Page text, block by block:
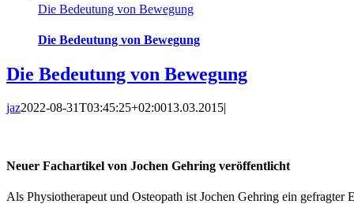
Die Bedeutung von Bewegung
Die Bedeutung von Bewegung
Die Bedeutung von Bewegung
jaz2022-08-31T03:45:25+02:0013.03.2015|
Neuer Fachartikel von Jochen Gehring veröffentlicht
Als Physiotherapeut und Osteopath ist Jochen Gehring ein